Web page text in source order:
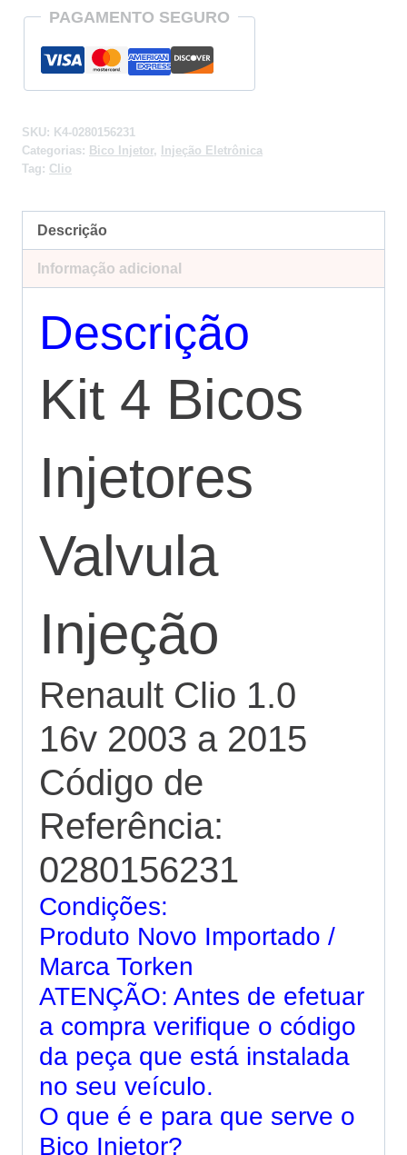
quantidade
PAGAMENTO SEGURO
SKU: K4-0280156231
Categorias: Bico Injetor,
Injeção Eletrônica
Tag: Clio
Descrição
Informação adicional
Descrição
Kit 4 Bicos
Injetores
Valvula
Injeção
Renault Clio 1.0
16v 2003 a 2015
Código de
Referência:
0280156231
Condições:
Produto Novo Importado /
Marca Torken
ATENÇÃO: Antes de efetuar
a compra verifique o código
da peça que está instalada
no seu veículo.
O que é e para que serve o
Bico Injetor?